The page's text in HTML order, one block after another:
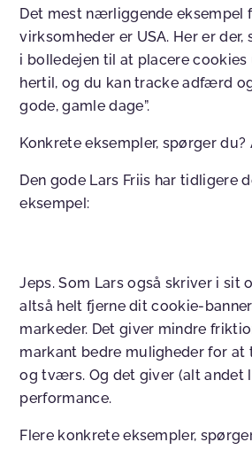
Det mest nærliggende eksempel
virksomheder er USA. Her er
i bolledejen til at placere
hertil, og du kan tracke adfærd
gode, gamle dage”.
Konkrete eksempler, spørger du?
Den gode Lars Friis har tidligere
eksempel:
Jeps. Som Lars også skriver i sit
altså helt fjerne dit cookie-
markeder. Det giver mindre
markant bedre muligheder for at
og tværs. Og det giver (alt andet
performance.
Flere konkrete eksempler,